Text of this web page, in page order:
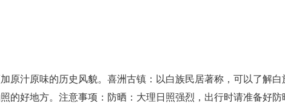
原汁原味的历史风貌。喜洲古镇：以白族民居著称，可以了解白
的好地方。注意事项：防晒：大理日照强烈，出行时请准备好防